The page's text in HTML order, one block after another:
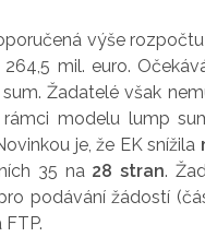
výše
mil. euro.
Žadatelé však
modelu lump
je, že EK snížila
35 na 28 stran.
podávání žádostí
FTP.